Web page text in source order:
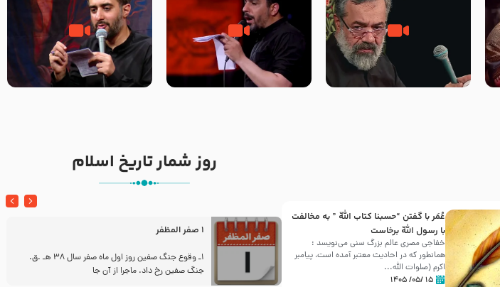
مادر منم مثل تو خمیدم – حاج
محمود کریمی – شهادت حضرت
تک ، عبّاس، صاحب دل‌هاست –
حاج حنیف طاهری – عزاداری شب
من غلام نوکراتم من عاشق
کربلاتم – شور زمینه – شب هفتم
عُمَر با گفتن “حسبنا كتاب اللّه ” به مخالفت
با رسول اللّه برخاست
خفاجی مصری عالم بزرگ سنی می‌نویسد :
همانطور که در احادیث معتبر آمده است، پیامبر
اکرم (صلوات اللّه...
۱۵ /۰۵/ ۱۴۰۵
روز شمار تاریخ اسلام
30 صفر المظفر
شهادت حضرت علی بن موسی الرضا (علیه السلام) در روز
آخـر صفر سـال 203 هـ .ق. هشـتمین اختر تابناک امامت
1 صفر المظفر
1ـ وقوع جنگ صفین روز اول ماه صفر سال 38 هـ .ق.
جنگ صفین رخ داد. ماجرا از آن جا